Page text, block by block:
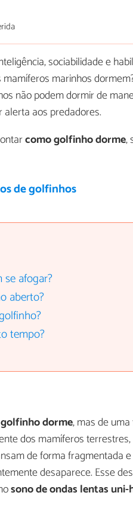
sociabilidade e
marinhos
não podem dormir de
aos predadores.
como golfinho dorme,
de golfinhos
afogar?
aberto?
tempo?
dorme, mas de
dos mamíferos
de forma fragmentada e
desaparece. Esse
sono de ondas lentas